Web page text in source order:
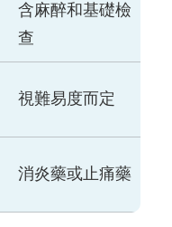
含麻醉和基礎檢
查
視難易度而定
消炎藥或止痛藥